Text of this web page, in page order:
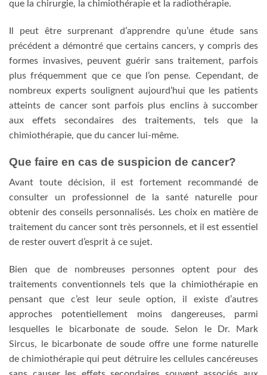
que la chirurgie, la chimiothérapie et la radiothérapie.
Il peut être surprenant d’apprendre qu’une étude sans
précédent a démontré que certains cancers, y compris des
formes invasives, peuvent guérir sans traitement, parfois
plus fréquemment que ce que l’on pense. Cependant, de
nombreux experts soulignent aujourd’hui que les patients
atteints de cancer sont parfois plus enclins à succomber
aux effets secondaires des traitements, tels que la
chimiothérapie, que du cancer lui-même.
Que faire en cas de suspicion de cancer?
Avant toute décision, il est fortement recommandé de
consulter un professionnel de la santé naturelle pour
obtenir des conseils personnalisés. Les choix en matière de
traitement du cancer sont très personnels, et il est essentiel
de rester ouvert d’esprit à ce sujet.
Bien que de nombreuses personnes optent pour des
traitements conventionnels tels que la chimiothérapie en
pensant que c’est leur seule option, il existe d’autres
approches potentiellement moins dangereuses, parmi
lesquelles le bicarbonate de soude. Selon le Dr. Mark
Sircus, le bicarbonate de soude offre une forme naturelle
de chimiothérapie qui peut détruire les cellules cancéreuses